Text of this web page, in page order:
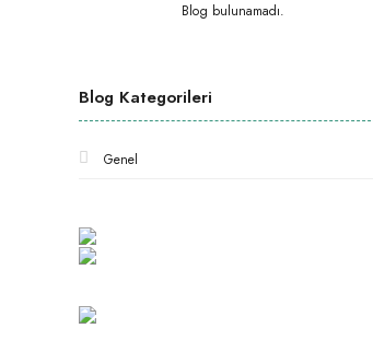
Blog bulunamadı.
Blog Kategorileri
Genel